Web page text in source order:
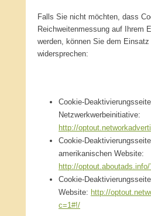
Falls Sie nicht möchten, dass
Reichweitenmessung auf Ihrem
werden, können Sie dem
widersprechen:
Cookie-
Netzwerkwerbeinitiative:
http://
Cookie-
amerikanischen Website:
http://
Cookie-
Website: http://
c=1#!/